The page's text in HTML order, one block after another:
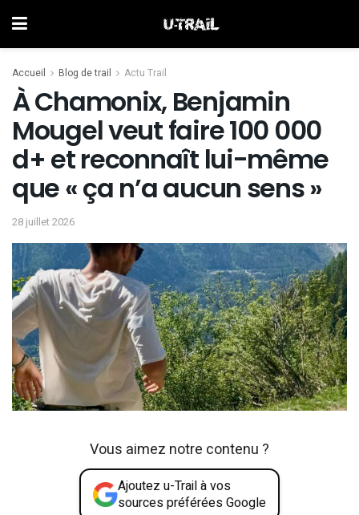
Accueil Blog de trail Actu Trail
À Chamonix, Benjamin
Mougel veut faire 100 000
d+ et reconnaît lui-même
que « ça n’a aucun sens »
28 juillet 2026
Vous aimez notre contenu ?
Ajoutez u-Trail à vos
sources préférées Google